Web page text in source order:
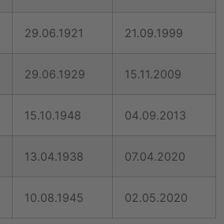
29.06.1921 21.09.1999
29.06.1929 15.11.2009
15.10.1948 04.09.2013
13.04.1938 07.04.2020
10.08.1945 02.05.2020